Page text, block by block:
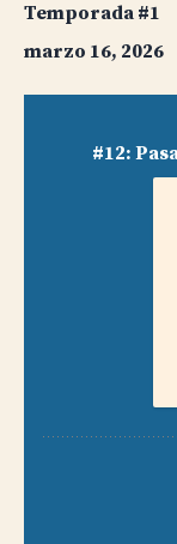
Temporada #1
marzo 16, 2026